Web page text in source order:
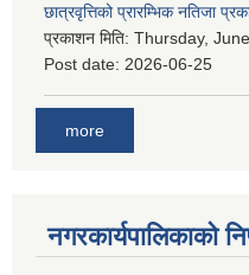
छात्रवृत्तिको प्रारम्भिक नतिजा
प्रकाशन मिति: Thursday,
Post date: 2026-06-25
more
नगरकार्यपालिकाकाे